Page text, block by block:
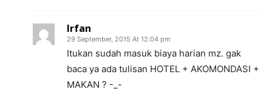
Irfan
29 September, 2015 At 12:04 pm
Itukan sudah masuk biaya harian mz. gak
baca ya ada tulisan HOTEL + AKOMONDASI +
MAKAN ? -_-